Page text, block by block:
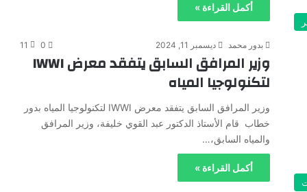
أكمل القراءة »
بدور محمد ديسمبر 11, 2024 0
11
وزير المرافق السابق يتفقد معرض IWWI
لتكنولوجيا المياه
وزير المرافق السابق يتفقد معرض IWWI لتكنولوجيا المياه بدور
خطاب قام الأستاذ الدكتور عبد القوي خليفة، وزير المرافق
والمياه السابق،…
أكمل القراءة »